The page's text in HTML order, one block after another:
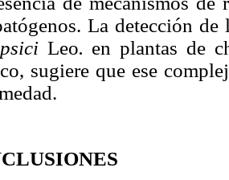
La detección
Leo. en plantas de
sugiere que ese